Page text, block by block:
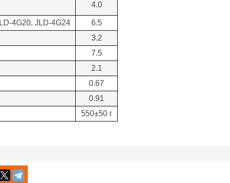
4.0
4G20, JLD-4G24
6.5
3.2
7.5
2.1
0.67
0.91
550±50 г